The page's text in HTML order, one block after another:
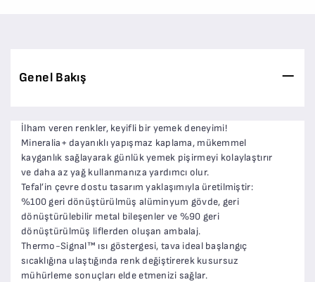
Genel Bakış
İlham veren renkler, keyifli bir yemek deneyimi!
Mineralia+ dayanıklı yapışmaz kaplama, mükemmel
kayganlık sağlayarak günlük yemek pişirmeyi kolaylaştırır
ve daha az yağ kullanmanıza yardımcı olur.
Tefal’in çevre dostu tasarım yaklaşımıyla üretilmiştir:
%100 geri dönüştürülmüş alüminyum gövde, geri
dönüştürülebilir metal bileşenler ve %90 geri
dönüştürülmüş liflerden oluşan ambalaj.
Thermo-Signal™ ısı göstergesi, tava ideal başlangıç
sıcaklığına ulaştığında renk değiştirerek kusursuz
mühürleme sonuçları elde etmenizi sağlar.